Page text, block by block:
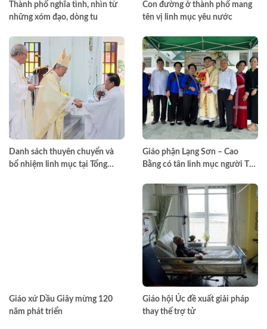
Thành phố nghĩa tình, nhìn từ
những xóm đạo, dòng tu
Con đường ở thành phố mang
tên vị linh mục yêu nước
Danh sách thuyên chuyển và
bổ nhiệm linh mục tại Tổng
Giáo phận Lạng Sơn – Cao
Bằng có tân linh mục người Tày
Giáo xứ Dầu Giây mừng 120
năm phát triển
Giáo hội Úc đề xuất giải pháp
thay thế trợ tử